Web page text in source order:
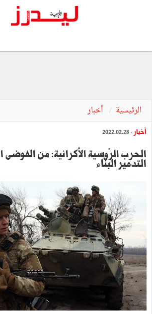
الرئيسية أخبار
أخبار - 2022.02.28
الحرب الرّوسية الأكرانية: من الفوضى
التدمير البنّاء